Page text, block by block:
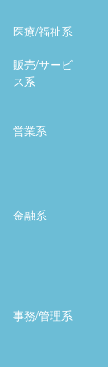
医療/福祉系
販売/サービ
ス系
営業系
金融系
事務/管理系